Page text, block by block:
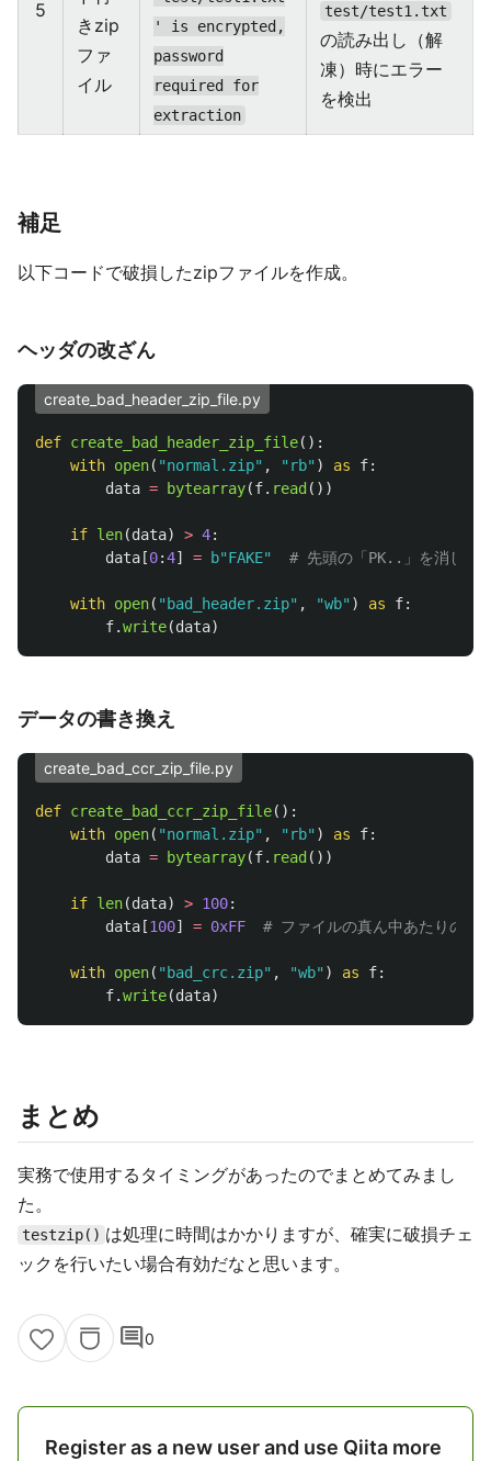
5
きzip
ファ
イル
' is encrypted,
password
required for
extraction
test/test1.txt
の読み出し（解
凍）時にエラー
を検出
補足
以下コードで破損したzipファイルを作成。
ヘッダの改ざん
create_bad_header_zip_file.py
def create_bad_header_zip_file():
with open( "normal.zip" , " rb" ) as f:
data = bytearray(f. read ())
if len(data) > 4:
data [0:4] = b"FAKE"
with open( " bad_header.zip" , "wb" ) as f:
f.write(data)
データの書き換え
create_bad_ccr_zip_file.py
def create_bad_ccr_zip_file():
with open( "normal.zip" , " rb" ) as f:
data = bytearray(f. read ())
if len(data) > 100:
data [100] = 0xFF
with open( " bad_crc.zip" , "wb" ) as f:
f.write(data)
まとめ
実務で使用するタイミングがあったのでまとめてみまし
た。
testzip() は処理に時間はかかりますが、確実に破損チェ
ックを行いたい場合有効だなと思います。
comment0
Register as a new user and use Qiita more